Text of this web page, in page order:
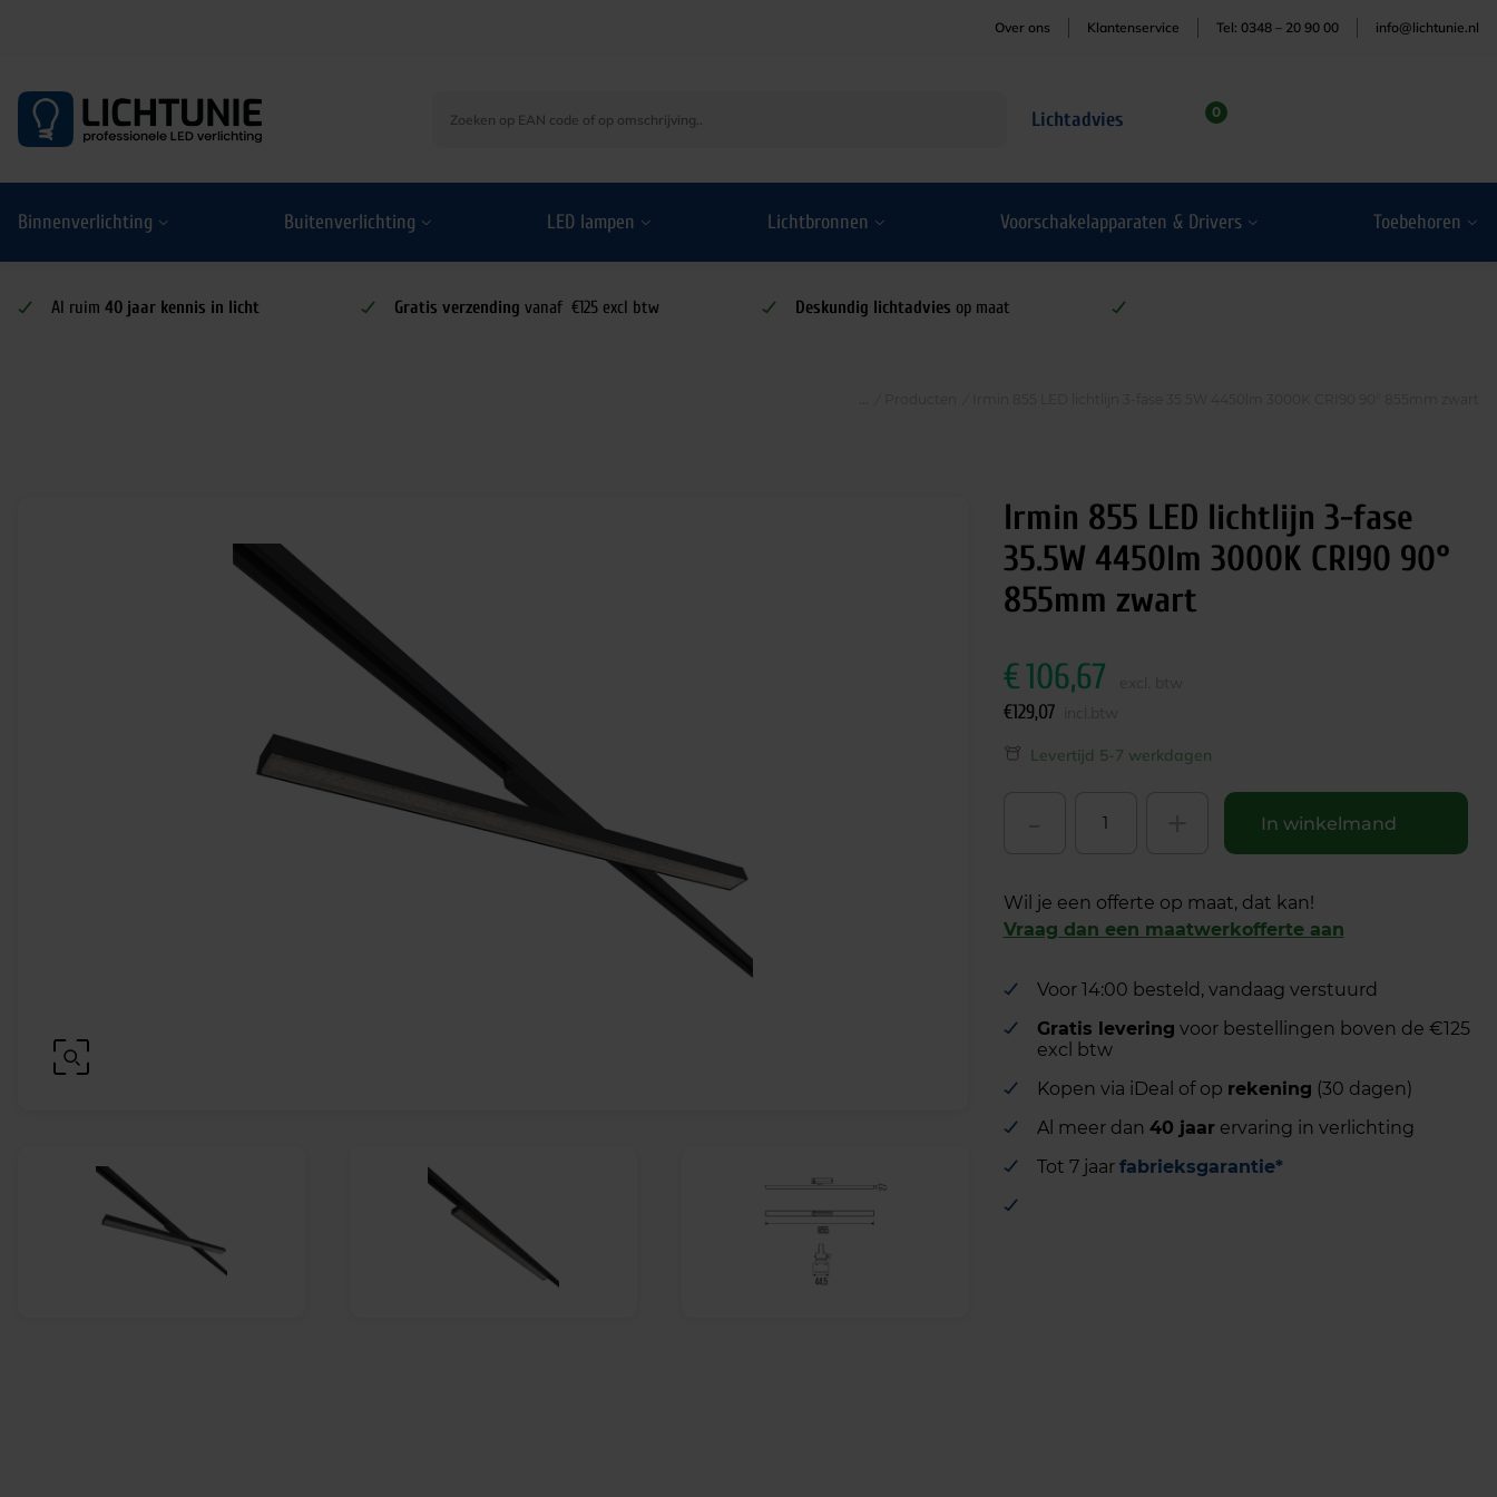
Over ons Klantenservice Tel: 0348 – 20 90 00 info@lichtunie.nl
Lichtadvies 0
Binnenverlichting Buitenverlichting LED lampen Lichtbronnen Voorschakelapparaten & Drivers Toebehoren
Al ruim 40 jaar kennis in licht Gratis verzending vanaf €125 excl btw Deskundig lichtadvies op maat
Irmin 855 LED lichtlijn 3-fase
35.5W 4450lm 3000K CRI90 90°
855mm zwart
€106,67
€129,07
Levertijd 5-7 werkdagen
In winkelmand
Wil je een offerte op maat, dat kan!
Vraag dan een maatwerkofferte aan
Voor 14:00 besteld, vandaag verstuurd
Gratis levering voor bestellingen boven de €125
excl btw
Kopen via iDeal of op rekening (30 dagen)
Al meer dan 40 jaarervaring in verlichting
Tot 7 jaar fabrieksgarantie*